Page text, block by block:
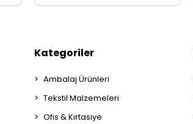
Kategoriler
Ambalaj Ürünleri
Tekstil Malzemeleri
Ofis & Kırtasiye